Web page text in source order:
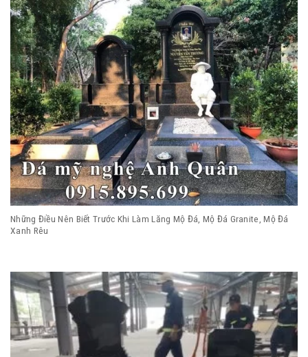
Những Điều Nên Biết Trước Khi Làm Lăng Mộ Đá, Mộ Đá Granite, Mộ Đá
Xanh Rêu